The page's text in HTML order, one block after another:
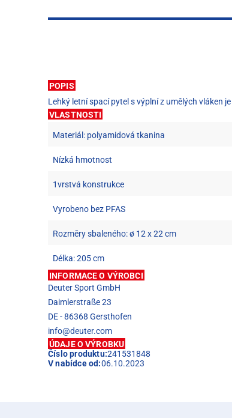
POPIS
Lehký letní spací pytel s výplní z umělých vláken
VLASTNOSTI
Materiál: polyamidová tkanina
Nízká hmotnost
1vrstvá konstrukce
Vyrobeno bez PFAS
Rozměry sbaleného: ø 12 x 22 cm
Délka: 205 cm
INFORMACE O VÝROBCI
Deuter Sport GmbH
Daimlerstraße 23
DE - 86368 Gersthofen
info@deuter.com
ÚDAJE O VÝROBKU
Číslo produktu:241531848
V nabídce od:06.10.2023